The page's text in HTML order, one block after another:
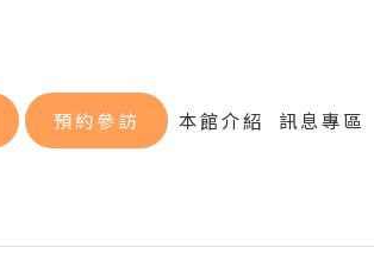
預約參訪 本館介紹 訊息專區